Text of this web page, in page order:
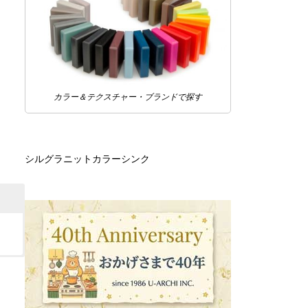
カラー＆テクスチャー・ブランドで探す
シルグラニットカラーシンク